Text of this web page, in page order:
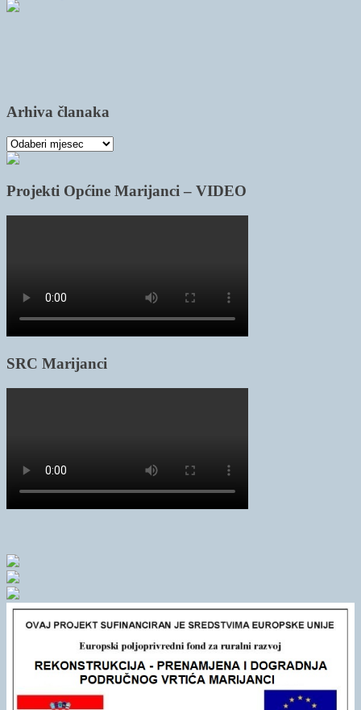
Arhiva članaka
Arhiva
članaka
Projekti Općine Marijanci – VIDEO
SRC Marijanci